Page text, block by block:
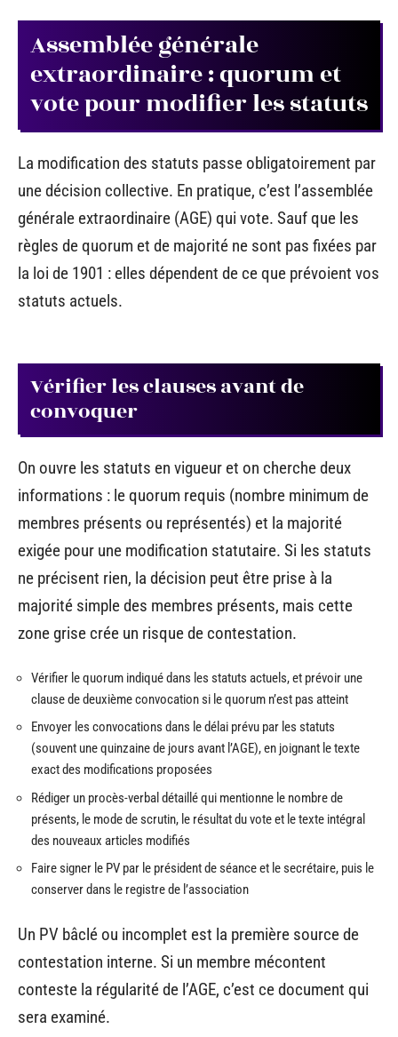
Assemblée générale
extraordinaire : quorum et
vote pour modifier les statuts
La modification des statuts passe obligatoirement par
une décision collective. En pratique, c’est l’assemblée
générale extraordinaire (AGE) qui vote. Sauf que les
règles de quorum et de majorité ne sont pas fixées par
la loi de 1901 : elles dépendent de ce que prévoient vos
statuts actuels.
Vérifier les clauses avant de
convoquer
On ouvre les statuts en vigueur et on cherche deux
informations : le quorum requis (nombre minimum de
membres présents ou représentés) et la majorité
exigée pour une modification statutaire. Si les statuts
ne précisent rien, la décision peut être prise à la
majorité simple des membres présents, mais cette
zone grise crée un risque de contestation.
Vérifier le quorum indiqué dans les statuts actuels, et prévoir une
clause de deuxième convocation si le quorum n’est pas atteint
Envoyer les convocations dans le délai prévu par les statuts
(souvent une quinzaine de jours avant l’AGE), en joignant le texte
exact des modifications proposées
Rédiger un procès-verbal détaillé qui mentionne le nombre de
présents, le mode de scrutin, le résultat du vote et le texte intégral
des nouveaux articles modifiés
Faire signer le PV par le président de séance et le secrétaire, puis le
conserver dans le registre de l’association
Un PV bâclé ou incomplet est la première source de
contestation interne. Si un membre mécontent
conteste la régularité de l’AGE, c’est ce document qui
sera examiné.